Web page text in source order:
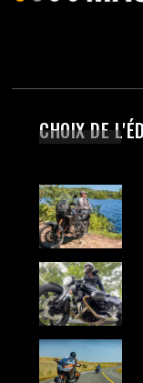
CHOIX DE